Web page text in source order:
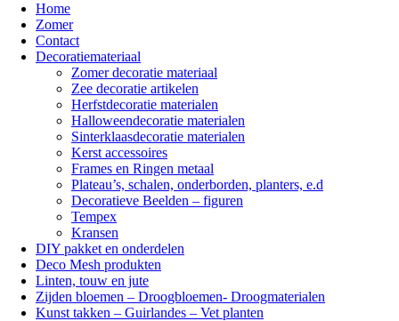
Home
Zomer
Contact
Decoratiemateriaal
Zomer decoratie materiaal
Zee decoratie artikelen
Herfstdecoratie materialen
Halloweendecoratie materialen
Sinterklaasdecoratie materialen
Kerst accessoires
Frames en Ringen metaal
Plateau’s, schalen, onderborden, planters, e.d
Decoratieve Beelden – figuren
Tempex
Kransen
DIY pakket en onderdelen
Deco Mesh produkten
Linten, touw en jute
Zijden bloemen – Droogbloemen- Droogmaterialen
Kunst takken – Guirlandes – Vet planten